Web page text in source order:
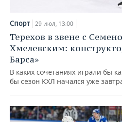
Спорт 29 июл, 13:00
Терехов в звене с
Хмелевским:
Барса»
В каких сочетаниях играли бы
бы сезон КХЛ начался уже